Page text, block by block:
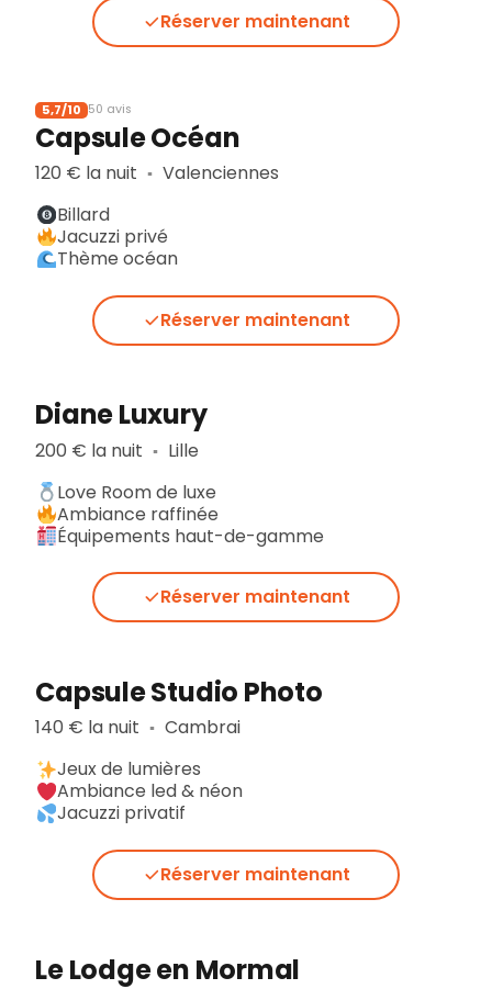
Réserver maintenant
5,7/10 50 avis
Capsule Océan
120 € la nuit ▪︎ Valenciennes
Billard
Jacuzzi privé
Thème océan
Réserver maintenant
Diane Luxury
200 € la nuit ▪︎ Lille
Love Room de luxe
Ambiance raffinée
Équipements haut-de-gamme
Réserver maintenant
Capsule Studio Photo
140 € la nuit ▪︎ Cambrai
Jeux de lumières
Ambiance led & néon
Jacuzzi privatif
Réserver maintenant
Le Lodge en Mormal